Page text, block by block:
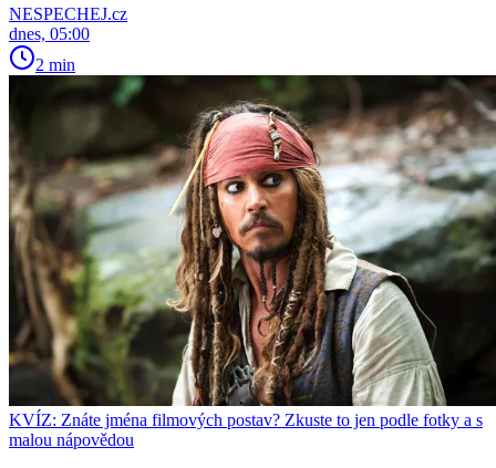
NESPECHEJ.cz
dnes, 05:00
2 min
KVÍZ: Znáte jména filmových postav? Zkuste to jen podle fotky a s
malou nápovědou